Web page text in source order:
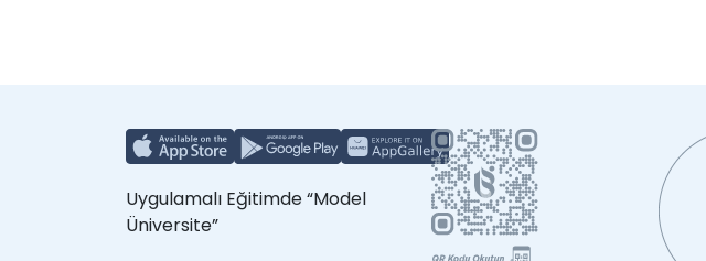
Uygulamalı Eğitimde “Model
Üniversite”